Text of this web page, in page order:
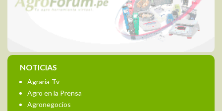
NOTICIAS
Agraria-Tv
Agro en la Prensa
Agronegocios